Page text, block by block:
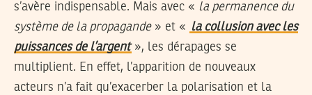
s’avère indispensable. Mais avec « la permanence du
système de la propagande» et « la collusion avec les
puissances de l’argent », les dérapages se
multiplient. En effet, l’apparition de nouveaux
acteurs n’a fait qu’exacerber la polarisation et la